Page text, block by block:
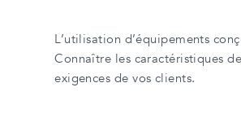
L’utilisation d’équipements
Connaître les caractéristiques
exigences de vos clients.